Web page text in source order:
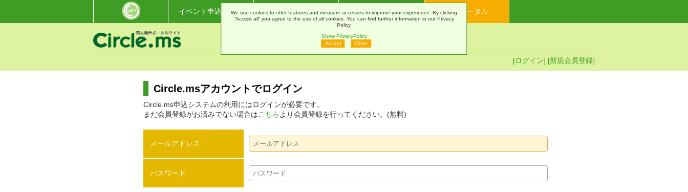
イベント申込・通販 Webカタログ 印刷Navi マイポータル
[ログイン] [新規会員登録]
Circle.msアカウントでログイン
Circle.ms申込システムの利用にはログインが必要です。
まだ会員登録がお済みでない場合はこちら より会員登録を行ってください。(無料)
メールアドレス
パスワード
We use cookies to offer features and measure accesses to improve your experience. By clicking
“Accept all” you agree to the use of all cookies. You can find further information in our Privacy
Policy.
Show PrivacyPolicy
Accept
Close